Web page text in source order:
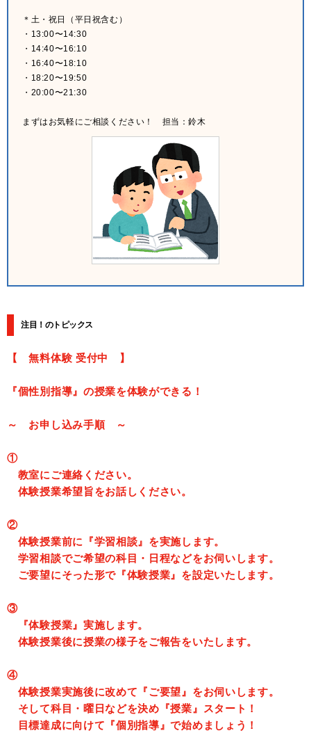
＊土・祝日（平日祝含む）
・13:00〜14:30
・14:40〜16:10
・16:40〜18:10
・18:20〜19:50
・20:00〜21:30
まずはお気軽にご相談ください！ 担当：鈴木
注目！のトピックス
【 無料体験 受付中 】
『個性別指導』の授業を体験ができる！
～ お申し込み手順 ～
①
教室にご連絡ください。
体験授業希望旨をお話しください。
②
体験授業前に『学習相談』を実施します。
学習相談でご希望の科目・日程などをお伺いします。
ご要望にそった形で『体験授業』を設定いたします。
③
『体験授業』実施します。
体験授業後に授業の様子をご報告をいたします。
④
体験授業実施後に改めて『ご要望』をお伺いします。
そして科目・曜日などを決め『授業』スタート！
目標達成に向けて『個別指導』で始めましょう！